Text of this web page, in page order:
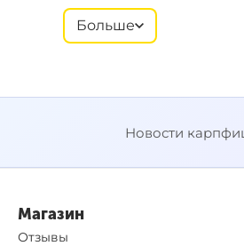
Больше
Новости
Магазин
Отзывы